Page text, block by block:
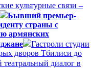
культурные связи –
Бывший премьер-
страны с
армянских
Гастроли студии
дворов Тбилиси до
диалог в